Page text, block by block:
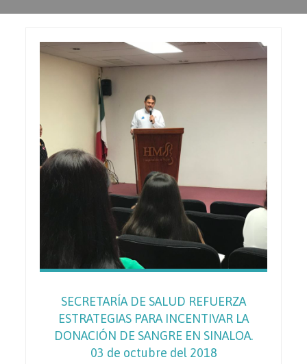
SECRETARÍA DE SALUD REFUERZA
ESTRATEGIAS PARA INCENTIVAR LA
DONACIÓN DE SANGRE EN SINALOA.
03 de octubre del 2018